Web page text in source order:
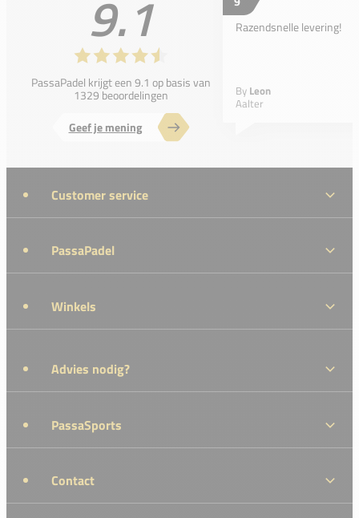
9.1
PassaPadel krijgt een 9.1 op basis van
1329 beoordelingen
Geef je mening
Razendsnelle levering!
By Leon
Aalter
Customer service
PassaPadel
Winkels
Advies nodig?
PassaSports
Contact